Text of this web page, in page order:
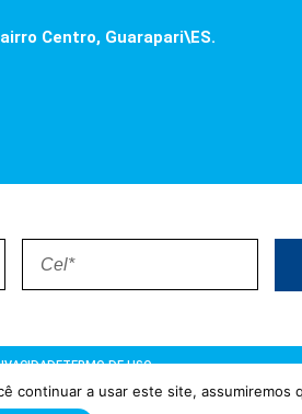
Centro, Guarapari\ES.
TERMO DE USO
continuar a usar este site, assumiremos